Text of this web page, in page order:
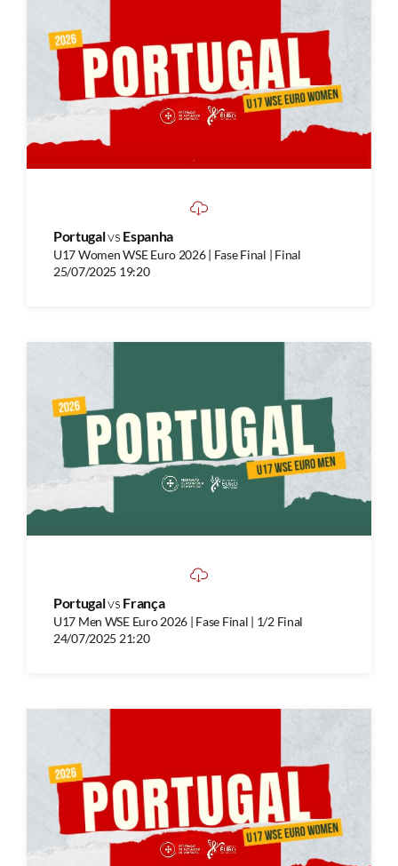
Portugalvs Espanha
U17 Women WSE Euro 2026 | Fase Final | Final
25/07/2025 19:20
Portugalvs França
U17 Men WSE Euro 2026 | Fase Final | 1/2 Final
24/07/2025 21:20